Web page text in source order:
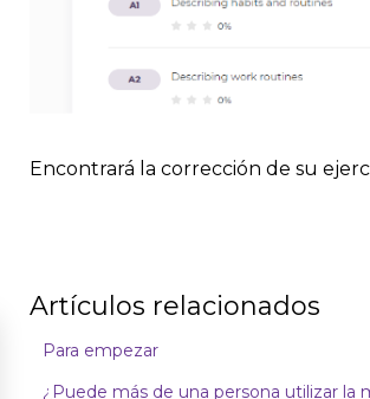
Encontrará la corrección de su
Artículos relacionados
Para empezar
¿Puede más de una persona utilizar la